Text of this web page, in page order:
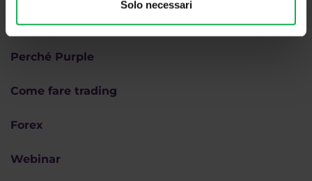
Solo necessari
Perché Purple
Come fare trading
Forex
Webinar